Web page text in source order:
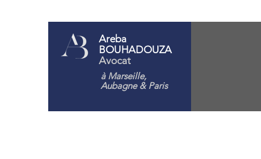
Areba
BOUHADOUZA
Avocat
à Marseille,
Aubagne& Paris